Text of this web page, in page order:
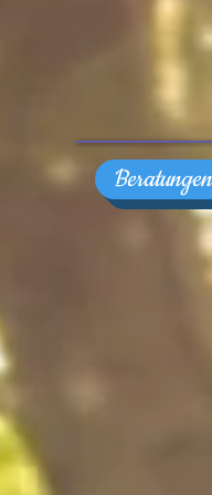
Beratungen